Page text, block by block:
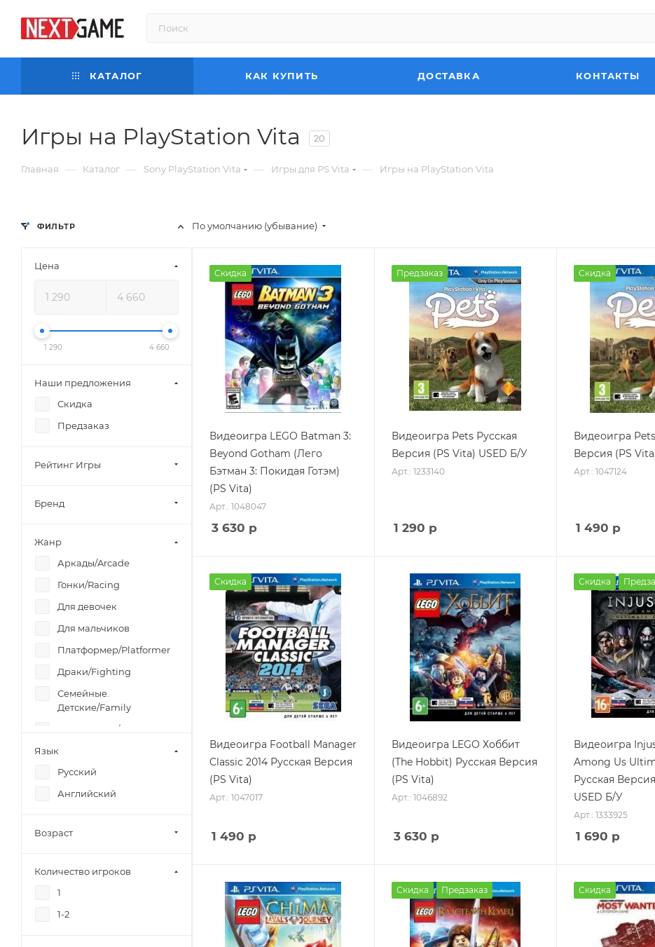
КАТАЛОГ КАК КУПИТЬ ДОСТАВКА КОНТАКТЫ
Игры на PlayStation Vita 20
Главная — Каталог — Sony PlayStation Vita — Игры для PS Vita — Игры на PlayStation Vita
По умолчанию (убывание)
Скидка
Видеоигра LEGO Batman 3:
Beyond Gotham (Лего
Бэтман 3: Покидая Готэм)
(PS Vita)
Арт.: 1048047
3 630 р
Предзаказ
Видеоигра Pets Русская
Версия (PS Vita) USED Б/У
Арт.: 1233140
1 290 р
Скидка
Видеоигра
Версия (PS
Арт.: 1047124
1 490 р
Скидка
Видеоигра Football Manager
Classic 2014 Русская Версия
(PS Vita)
Арт.: 1047017
1 490 р
Видеоигра LEGO Хоббит
(The Hobbit) Русская Версия
(PS Vita)
Арт.: 1046892
3 630 р
Скидка
Видеоигра
Among Us
Русская
USED Б/У
Арт.: 1333925
1 690 р
Скидка Предзаказ Скидка
ФИЛЬТР
Цена
1 290 4 660
Наши предложения
Скидка
Предзаказ
Рейтинг Игры
Бренд
Жанр
Аркады/Arcade
Гонки/Racing
Для девочек
Для мальчиков
Платформер/Platformer
Драки/Fighting
Семейные.
Детские/Family
Спортивные/Sport
Стратегии/Strategy
Стрелялки/Shooter
Приключения/Adventure
Язык
Русский
Английский
Возраст
Количество игроков
1
1-2